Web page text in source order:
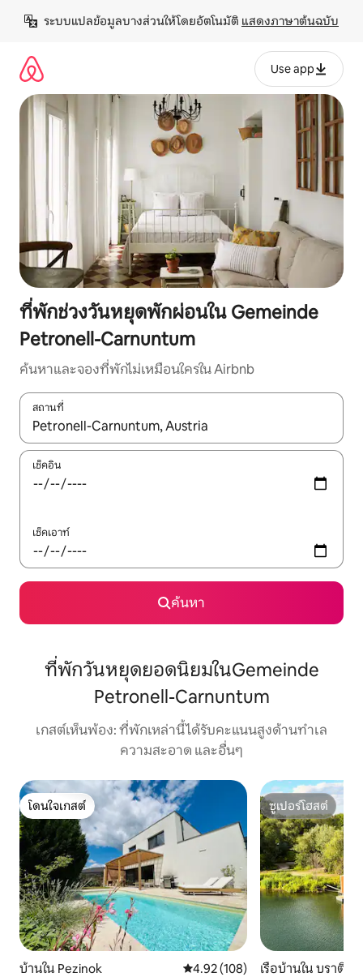
เนื้อหา
ระบบแปลข้อมูลบางส่วนให้โดยอัตโนมัติ แสดงภาษาต้นฉบับ
Use app
ที่พักช่วงวันหยุดพักผ่อนใน Gemeinde
Petronell-Carnuntum
ค้นหาและจองที่พักไม่เหมือนใครใน Airbnb
สถานที่
ใช้ลูกศรขึ้นลง หรือใช้การสัมผัสหรือปัด เพื่อสำรวจผลการค้นหา
เช็คอิน
เช็คเอาท์
ค้นหา
ที่พักวันหยุดยอดนิยมในGemeinde
Petronell-Carnuntum
เกสต์เห็นพ้อง: ที่พักเหล่านี้ได้รับคะแนนสูงด้านทำเล
ความสะอาด และอื่นๆ
โดนใจเกสต์
โดนใจเกสต์
บ้านใน Pezinok คะแนนเฉลี่ย 4.92 จาก 5, 108 รีวิว
4.92 (108)
ซูเปอร์โฮสต์
ซูเปอร์โฮสต์
เรือบ้านใน บราติสล